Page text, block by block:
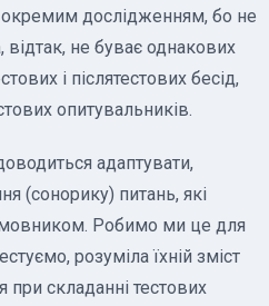
дослідженням, бо не
не буває однакових
і післятестових бесід,
опитувальників.
адаптувати,
(сонорику) питань, які
Робимо ми це для
розуміла їхній зміст
складанні тестових